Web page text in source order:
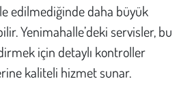
edilmediğinde daha büyük
Yenimahalle’deki servisler, bu
için detaylı kontroller
kaliteli hizmet sunar.